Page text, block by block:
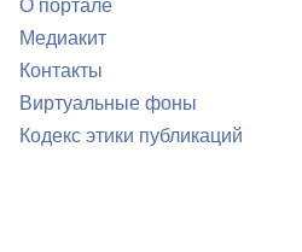
О портале
Медиакит
Контакты
Виртуальные фоны
Кодекс этики публикаций